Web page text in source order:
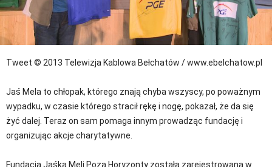
Tweet © 2013 Telewizja Kablowa Bełchatów / www.ebelchatow.pl
Jaś Mela to chłopak, którego znają chyba wszyscy, po poważnym
wypadku, w czasie którego stracił rękę i nogę, pokazał, że da się
żyć dalej. Teraz on sam pomaga innym prowadząc fundację i
organizując akcje charytatywne.
Fundacja Jaśka Meli Poza Horyzonty została zarejestrowana w